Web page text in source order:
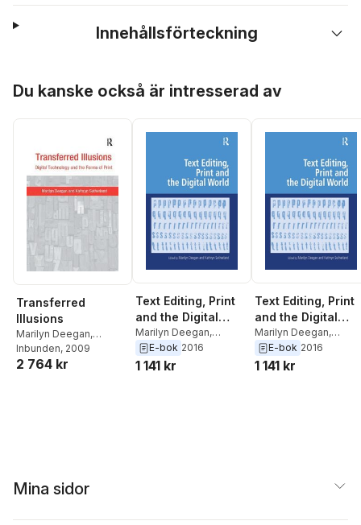
Innehållsförteckning
Du kanske också är intresserad av
Transferred
Illusions
Marilyn Deegan,
Kathryn Sutherland
Inbunden, 2009
2 764 kr
Text Editing, Print
and the Digital
World
Marilyn Deegan,
Kathryn Sutherland
E-bok 2016
1 141 kr
Text Editing, Print
and the Digital
World
Marilyn Deegan,
Kathryn Sutherland
E-bok 2016
1 141 kr
Mina sidor